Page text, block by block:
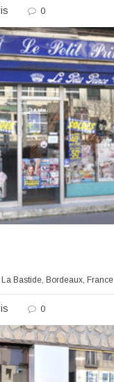
0
Bastide, Bordeaux, France
0